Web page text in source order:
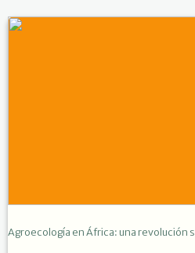
Agroecología en África: una revolución